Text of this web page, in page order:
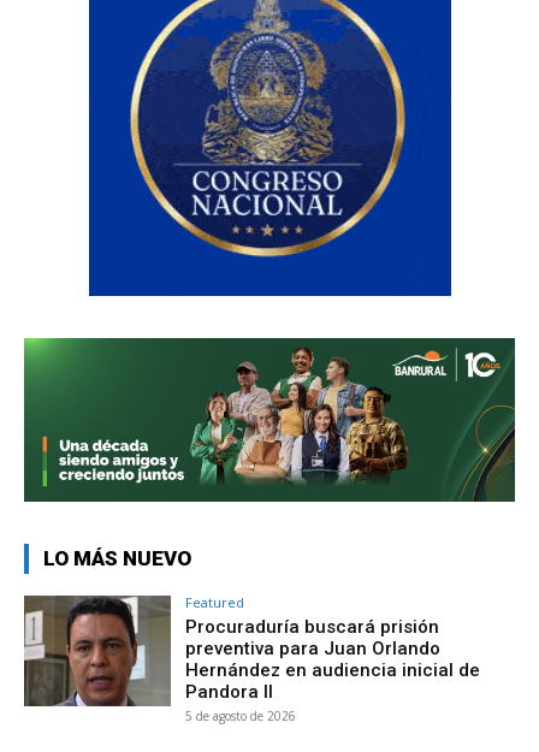
LO MÁS NUEVO
Featured
Procuraduría buscará prisión
preventiva para Juan Orlando
Hernández en audiencia inicial de
Pandora II
5 de agosto de 2026